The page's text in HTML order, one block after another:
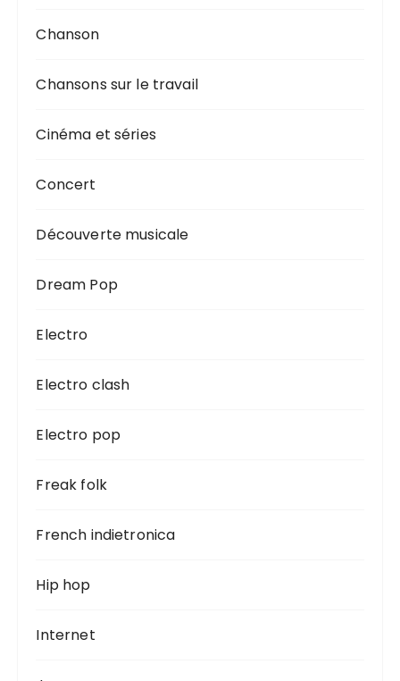
Chanson
Chansons sur le travail
Cinéma et séries
Concert
Découverte musicale
Dream Pop
Electro
Electro clash
Electro pop
Freak folk
French indietronica
Hip hop
Internet